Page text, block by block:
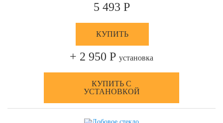
5 493 Р
КУПИТЬ
+ 2 950 Р установка
КУПИТЬ С
УСТАНОВКОЙ